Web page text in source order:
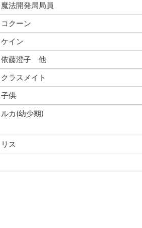
魔法開発局局員
コクーン
ケイン
依藤澄子 他
クラスメイト
子供
ルカ(幼少期)
リス